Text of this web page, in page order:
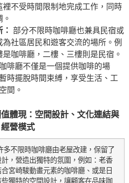
裡不受時間限制地完成工作，同時
部分不限時咖啡廳也兼具民宿或
社區居民和遊客交流的場所。例
咖啡廳，二樓、三樓則是民宿。
啡廳不僅是一個提供咖啡的場
時擺脫時間束縛，享受生活、工
間。
體現：空間設計、文化連結與
經營模式
多不限時咖啡廳由老屋改建，保留了
，營造出獨特的氛圍，例如：老香
宮崎駿動畫元素的咖啡廳、或是日
獨特的空間設計，讓顧客在品味咖